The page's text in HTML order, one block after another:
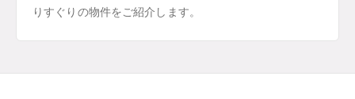
りすぐりの物件をご紹介します。